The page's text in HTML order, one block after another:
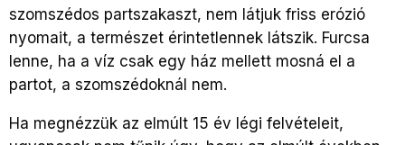
szomszédos partszakaszt, nem látjuk friss erózió
nyomait, a természet érintetlennek látszik. Furcsa
lenne, ha a víz csak egy ház mellett mosná el a
partot, a szomszédoknál nem.
Ha megnézzük az elmúlt 15 év légi felvételeit,